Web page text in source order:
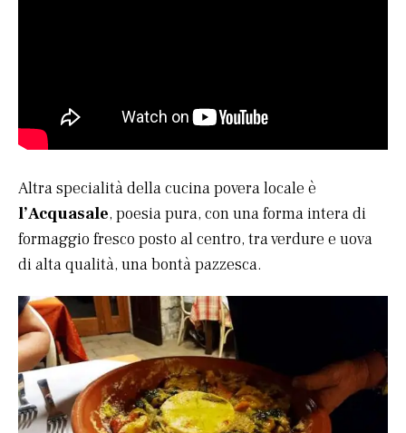
Altra specialità della cucina povera locale è
l’Acquasale, poesia pura, con una forma intera di
formaggio fresco posto al centro, tra verdure e uova
di alta qualità, una bontà pazzesca.